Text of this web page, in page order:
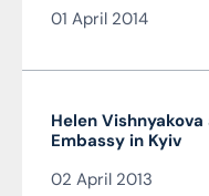
01 April 2014
Helen
Embassy in Kyiv
02 April 2013